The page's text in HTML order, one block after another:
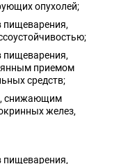
опухолей;
приемом
средств;
снижающим
желез,